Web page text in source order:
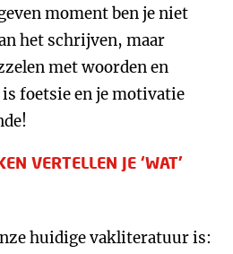
moment ben je niet
het schrijven, maar
met woorden en
foetsie en je motivatie
VERTELLEN JE ‘WAT'
huidige vakliteratuur is: